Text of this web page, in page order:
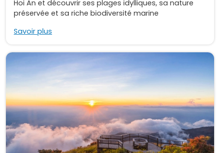
Hoi An et découvrir ses plages idylliques, sa nature
préservée et sa riche biodiversité marine
Savoir plus